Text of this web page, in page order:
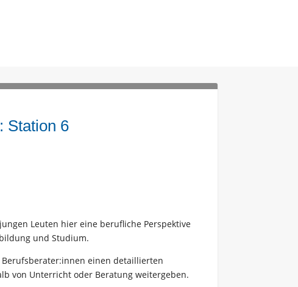
Station 6
Leuten hier eine berufliche Perspektive
und Studium.
einen detaillierten
von Unterricht oder Beratung weitergeben.